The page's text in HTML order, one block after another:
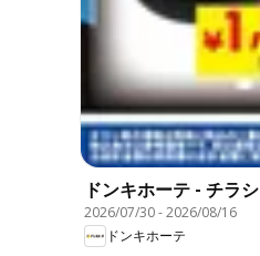
ドンキホーテ - チラシ
2026/07/30-2026/08/16
ドンキホーテ